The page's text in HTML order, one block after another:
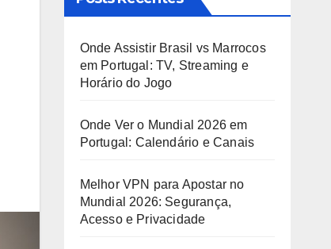
Onde Assistir Brasil vs Marrocos
em Portugal: TV, Streaming e
Horário do Jogo
Onde Ver o Mundial 2026 em
Portugal: Calendário e Canais
Melhor VPN para Apostar no
Mundial 2026: Segurança,
Acesso e Privacidade